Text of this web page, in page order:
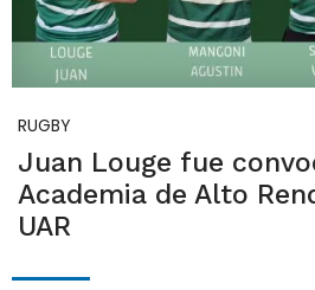
RUGBY
Juan Louge fue
Academia de Alto
UAR